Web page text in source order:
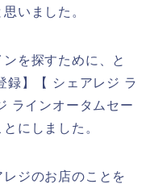
いました。
を探すために、と
録】【 シェアレジ ラ
ラインオータムセー
にしました。
ジのお店のことを